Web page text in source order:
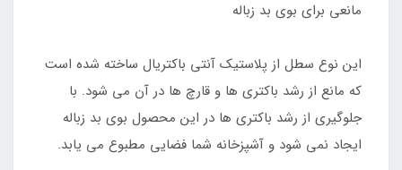
مانعی برای بوی بد زباله
این نوع سطل از پلاستیک آنتی باکتریال ساخته شده است
که مانع از رشد باکتری ها و قارچ ها در آن می شود. با
جلوگیری از رشد باکتری ها در این محصول بوی بد زباله
ایجاد نمی شود و آشپزخانه شما فضایی مطبوع می یابد.